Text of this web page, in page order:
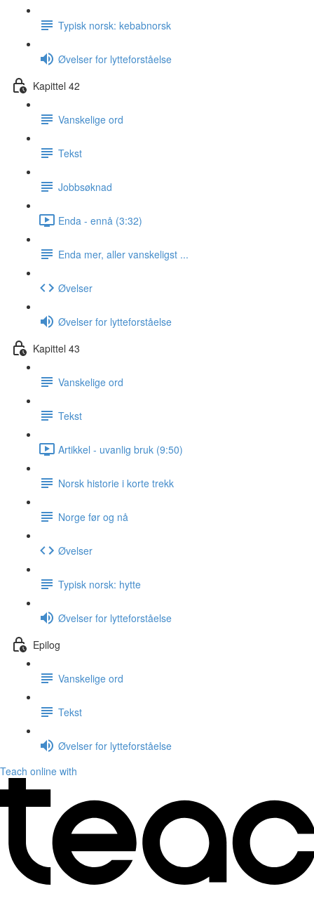
Typisk norsk: kebabnorsk
Øvelser for lytteforståelse
Kapittel 42
Vanskelige ord
Tekst
Jobbsøknad
Enda - ennå (3:32)
Enda mer, aller vanskeligst ...
Øvelser
Øvelser for lytteforståelse
Kapittel 43
Vanskelige ord
Tekst
Artikkel - uvanlig bruk (9:50)
Norsk historie i korte trekk
Norge før og nå
Øvelser
Typisk norsk: hytte
Øvelser for lytteforståelse
Epilog
Vanskelige ord
Tekst
Øvelser for lytteforståelse
Teach online with